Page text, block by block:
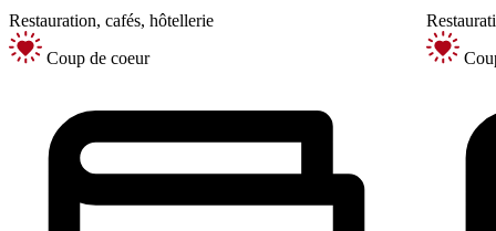
Restauration, cafés, hôtellerie
Coup de coeur